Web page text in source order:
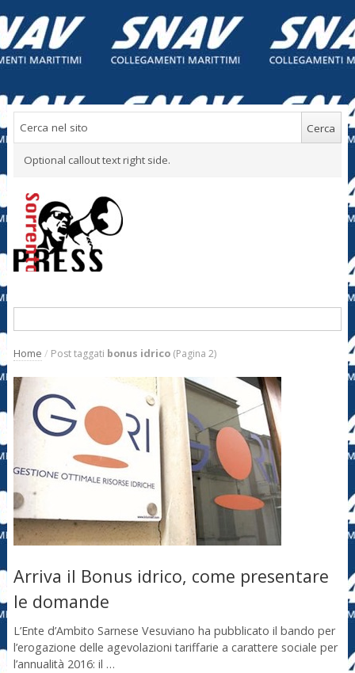
Optional callout text right side.
Home / Post taggati bonus idrico(Pagina 2)
Arriva il Bonus idrico, come presentare
le domande
L’Ente d’Ambito Sarnese Vesuviano ha pubblicato il bando per
l’erogazione delle agevolazioni tariffarie a carattere sociale per
l’annualità 2016: il …